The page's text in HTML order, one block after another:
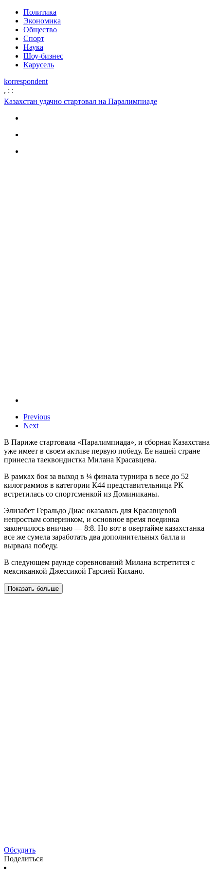
Политика
Экономика
Общество
Спорт
Наука
Шоу-бизнес
Карусель
korrespondent
, : :
Казахстан удачно стартовал на Паралимпиаде
Previous
Next
В Париже стартовала «Паралимпиада», и сборная Казахстана
уже имеет в своем активе первую победу. Ее нашей стране
принесла таеквондистка Милана Красавцева.
В рамках боя за выход в ¼ финала турнира в весе до 52
килограммов в категории К44 представительница РК
встретилась со спортсменкой из Доминиканы.
Элизабет Геральдо Диас оказалась для Красавцевой
непростым соперником, и основное время поединка
закончилось вничью — 8:8. Но вот в овертайме казахстанка
все же сумела заработать два дополнительных балла и
вырвала победу.
В следующем раунде соревнований Милана встретится с
мексиканкой Джессикой Гарсией Кихано.
Показать больше
Обсудить
Поделиться